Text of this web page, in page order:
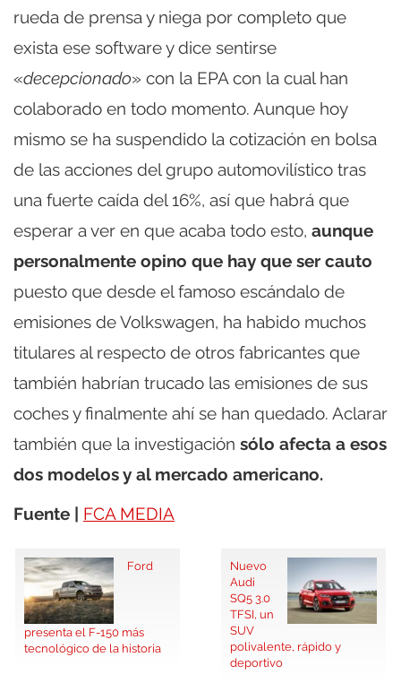
rueda de prensa y niega por completo que
exista ese software y dice sentirse
«decepcionado» con la EPA con la cual han
colaborado en todo momento. Aunque hoy
mismo se ha suspendido la cotización en bolsa
de las acciones del grupo automovilístico tras
una fuerte caída del 16%, así que habrá que
esperar a ver en que acaba todo esto, aunque
personalmente opino que hay que ser cauto
puesto que desde el famoso escándalo de
emisiones de Volkswagen, ha habido muchos
titulares al respecto de otros fabricantes que
también habrían trucado las emisiones de sus
coches y finalmente ahí se han quedado. Aclarar
también que la investigación sólo afecta a esos
dos modelos y al mercado americano.
Fuente | FCA MEDIA
Ford
presenta el F-150 más
tecnológico de la historia
Nuevo
Audi
SQ5 3.0
TFSI, un
SUV
polivalente, rápido y
deportivo